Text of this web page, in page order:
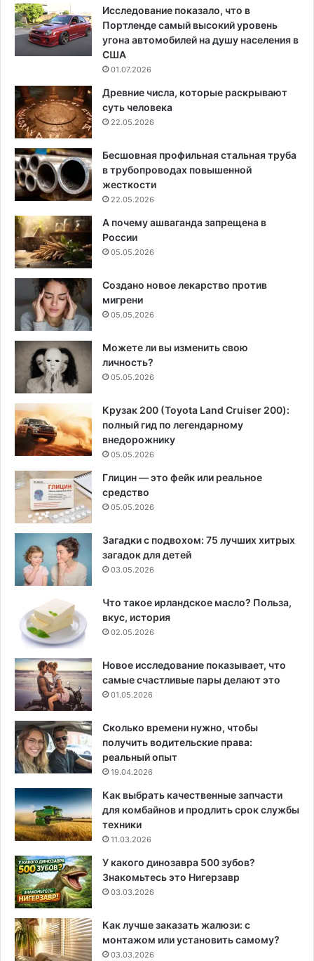
Исследование показало, что в
Портленде самый высокий уровень
угона автомобилей на душу населения в
США
01.07.2026
Древние числа, которые раскрывают
суть человека
22.05.2026
Бесшовная профильная стальная труба
в трубопроводах повышенной
жесткости
22.05.2026
А почему ашваганда запрещена в
России
05.05.2026
Создано новое лекарство против
мигрени
05.05.2026
Можете ли вы изменить свою
личность?
05.05.2026
Крузак 200 (Toyota Land Cruiser 200):
полный гид по легендарному
внедорожнику
05.05.2026
Глицин — это фейк или реальное
средство
05.05.2026
Загадки с подвохом: 75 лучших хитрых
загадок для детей
03.05.2026
Что такое ирландское масло? Польза,
вкус, история
02.05.2026
Новое исследование показывает, что
самые счастливые пары делают это
01.05.2026
Сколько времени нужно, чтобы
получить водительские права:
реальный опыт
19.04.2026
Как выбрать качественные запчасти
для комбайнов и продлить срок службы
техники
11.03.2026
У какого динозавра 500 зубов?
Знакомьтесь это Нигерзавр
03.03.2026
Как лучше заказать жалюзи: с
монтажом или установить самому?
03.03.2026